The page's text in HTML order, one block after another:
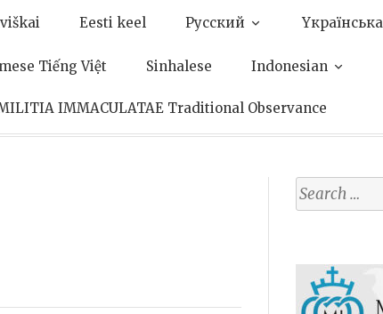
Eesti keel Pусский Yкраїнська
Tiếng Việt Sinhalese Indonesian
IMMACULATAE Traditional Observance
Search
for: